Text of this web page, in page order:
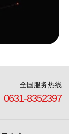
全国服务热线
0631-8352397